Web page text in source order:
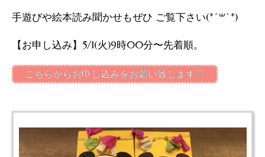
手遊びや絵本読み聞かせもぜひ ご覧下さい(*´꒳`*)
【お申し込み】5/1(火)9時00分〜先着順。
こちらからお申し込みをお願い致します♡